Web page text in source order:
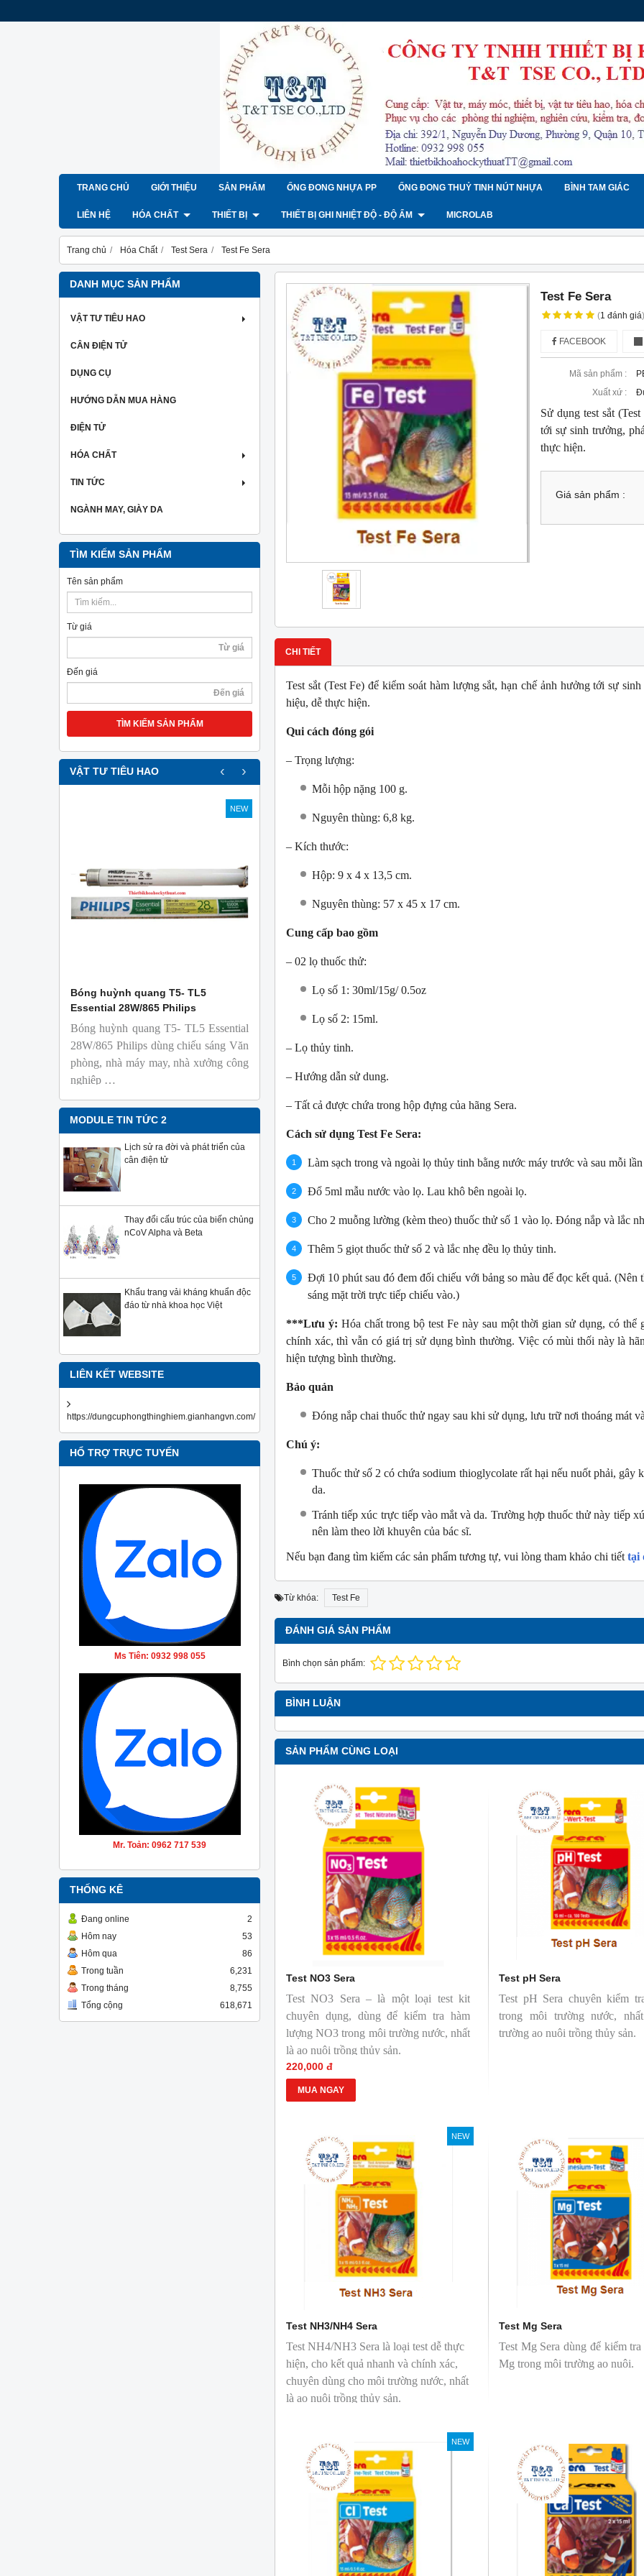
TRANG CHỦ GIỚI THIỆU SẢN PHẨM ỐNG ĐONG NHỰA PP ỐNG ĐONG THUỶ TINH NÚT NHỰA BÌNH TAM GIÁC
LIÊN HỆ HÓA CHẤT THIẾT BỊ THIẾT BỊ GHI NHIỆT ĐỘ - ĐỘ ẨM MICROLAB
Trang chủ Hóa Chất Test Sera Test Fe Sera
DANH MỤC SẢN PHẨM
VẬT TƯ TIÊU HAO
CÂN ĐIỆN TỬ
DỤNG CỤ
HƯỚNG DẪN MUA HÀNG
ĐIỆN TỬ
HÓA CHẤT
TIN TỨC
NGÀNH MAY, GIÀY DA
TÌM KIẾM SẢN PHẨM
Tên sản phẩm
Từ giá
Đến giá
TÌM KIẾM SẢN PHẨM
VẬT TƯ TIÊU HAO
NEW
Bóng huỳnh quang T5- TL5
Essential 28W/865 Philips
Bóng huỳnh quang T5- TL5 Essential
28W/865 Philips dùng chiếu sáng Văn
phòng, nhà máy may, nhà xưởng công
nghiệp …
Bóng đèn soi màu TL-D 90 Graphica
TL-D 90 Graphica 18W/965 mô
phỏng tương đương với ánh sáng tự
nhiên
Với độ hoàn màu cực cao nên được
Sản phẩm được sản xuất bởi hãng Sản phẩm được sản xuất bởi hãng
‹ ›
MODULE TIN TỨC 2
Lịch sử ra đời và phát triển của
cân điện tử
Thay đổi cấu trúc của biến chủng
nCoV Alpha và Beta
Khẩu trang vải kháng khuẩn độc
đáo từ nhà khoa học Việt
LIÊN KẾT WEBSITE
https://dungcuphongthinghiem.gianhangvn.com/
HỔ TRỢ TRỰC TUYẾN
Ms Tiên: 0932 998 055
Mr. Toản: 0962 717 539
THỐNG KÊ
Đang online
2
Hôm nay
53
Hôm qua
86
Trong tuần
6,231
Trong tháng
8,755
Tổng cộng
618,671
Test Fe Sera
(1đánh giá)
FACEBOOK
Mã sản phẩm :
Xuất xứ :
Sử dụng test sắt
tới sự sinh trưởng,
thực hiện.
Giá sản phẩm :
CHI TIẾT
Test sắt (Test Fe) để kiểm soát hàm lượng sắt, hạn chế ảnh hưởng tới sự
hiệu, dễ thực hiện.
Qui cách đóng gói
– Trọng lượng:
Mỗi hộp nặng 100 g.
Nguyên thùng: 6,8 kg.
– Kích thước:
Hộp: 9 x 4 x 13,5 cm.
Nguyên thùng: 57 x 45 x 17 cm.
Cung cấp bao gồm
– 02 lọ thuốc thử:
Lọ số 1: 30ml/15g/ 0.5oz
Lọ số 2: 15ml.
– Lọ thủy tinh.
– Hướng dẫn sử dung.
– Tất cả được chứa trong hộp đựng của hãng Sera.
Cách sử dụng Test Fe Sera:
Làm sạch trong và ngoài lọ thủy tinh bằng nước máy trước và sau mỗi
Đổ 5ml mẫu nước vào lọ. Lau khô bên ngoài lọ.
Cho 2 muỗng lường (kèm theo) thuốc thử số 1 vào lọ. Đóng nắp và lắc
Thêm 5 giọt thuốc thử số 2 và lắc nhẹ đều lọ thủy tinh.
Đợi 10 phút sau đó đem đối chiếu với bảng so màu để đọc kết quả.
sáng mặt trời trực tiếp chiếu vào.)
***Lưu ý: Hóa chất trong bộ test Fe này sau một thời gian sử dụng, có
chính xác, thì vẫn có giá trị sử dụng bình thường. Việc có mùi thối này là
hiện tượng bình thường.
Bảo quản
Đóng nắp chai thuốc thử ngay sau khi sử dụng, lưu trữ nơi thoáng mát
Chú ý:
Thuốc thử số 2 có chứa sodium thioglycolate rất hại nếu nuốt phải, gây
da.
Tránh tiếp xúc trực tiếp vào mắt và da. Trường hợp thuốc thử này tiếp
nên làm theo lời khuyên của bác sĩ.
Nếu bạn đang tìm kiếm các sản phẩm tương tự, vui lòng tham khảo chi tiết tại
Từ khóa: Test Fe
ĐÁNH GIÁ SẢN PHẨM
Bình chọn sản phẩm:
BÌNH LUẬN
SẢN PHẨM CÙNG LOẠI
Test NO3 Sera
Test NO3 Sera – là một loại test kit
chuyên dụng, dùng để kiểm tra hàm
lượng NO3 trong môi trường nước, nhất
là ao nuôi trồng thủy sản.
220,000 đ
MUA NGAY
Test pH Sera
Test pH Sera chuyên kiểm
trong môi trường nước,
trường ao nuôi trồng thủy sản.
NEW
Test NH3/NH4 Sera
Test NH4/NH3 Sera là loại test dễ thực
hiện, cho kết quả nhanh và chính xác,
chuyên dùng cho môi trường nước, nhất
là ao nuôi trồng thủy sản.
Test Mg Sera
Test Mg Sera dùng để kiểm
Mg trong môi trường ao nuôi.
NEW